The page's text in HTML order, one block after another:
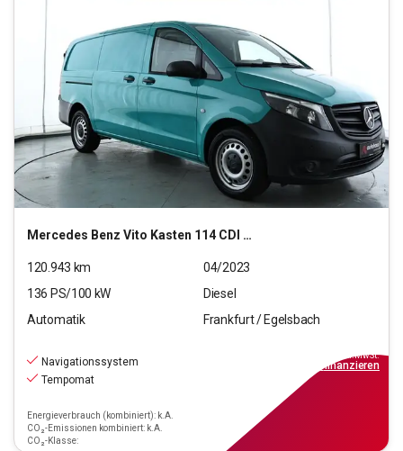
Mercedes Benz Vito Kasten 114 CDI Pro RWD lang (EURO 6d)
120.943 km
04/2023
136 PS/100 kW
Diesel
Automatik
Frankfurt / Egelsbach
Navigationssystem
Tempomat
Energieverbrauch (kombiniert): k.A.
CO₂-Emissionen kombiniert: k.A.
CO₂-Klasse:
inkl.MwSt.
finanzieren